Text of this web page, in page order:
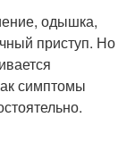
одышка,
приступ. Но
симптомы